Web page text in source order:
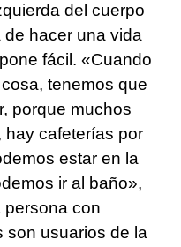
del cuerpo
de hacer una vida
fácil. «Cuando
tenemos que
porque muchos
hay cafeterías por
estar en la
ir al baño»,
persona con
son usuarios de la